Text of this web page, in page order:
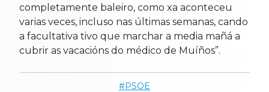
completamente baleiro, como xa aconteceu
varias veces, incluso nas últimas semanas, cando
a facultativa tivo que marchar a media mañá a
cubrir as vacacións do médico de Muíños”.
PSOE